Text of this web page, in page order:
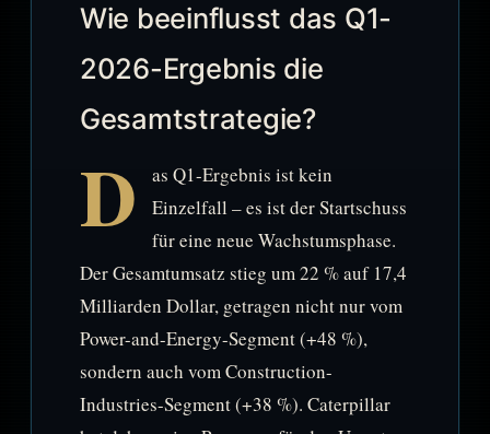
Wie beeinflusst das Q1-
2026-Ergebnis die
Gesamtstrategie?
D
as Q1-Ergebnis ist kein
Einzelfall – es ist der Startschuss
für eine neue Wachstumsphase.
Der Gesamtumsatz stieg um 22 % auf 17,4
Milliarden Dollar, getragen nicht nur vom
Power-and-Energy-Segment (+48 %),
sondern auch vom Construction-
Industries-Segment (+38 %). Caterpillar